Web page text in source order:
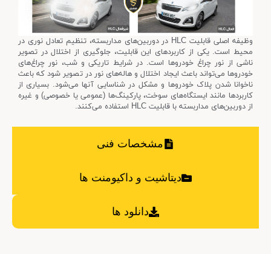
مشخصات فنی
دیتاشیت و داکیومنت ها
دانلود ها
وظیفه اصلی قابلیت HLC در دوربین‌های مداربسته، تنظیم تعادل نوری در
محیط است. یکی از کاربردهای این قابلیت، جلوگیری از اختلال در تصویر
ناشی از نور چراغ خودروها است. در شرایط تاریکی و شب، نور چراغ‌های
خودروها می‌تواند باعث ایجاد اختلال و هاله‌های نور در تصویر شود که باعث
ناخوانا شدن پلاک خودروها و مشکل در شناسایی آنها می‌شود. بسیاری از
کاربردها مانند ایستگاه‌های سوخت، پارکینگ‌ها (عمومی یا خصوصی) و غیره
از دوربین‌های مداربسته با قابلیت HLC استفاده می‌کنند.